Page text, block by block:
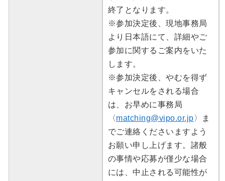
終了となります。
※参加決定後、現地事務局
より日本語にて、詳細やご
参加に関するご案内をいた
します。
※参加決定後、やむを得ず
キャンセルをされる場合
は、お早めに事務局
〈matching@vipo.or.jp〉ま
でご連絡くださいますよう
お願い申し上げます。諸般
の事情や応募が僅少な場合
には、中止される可能性が